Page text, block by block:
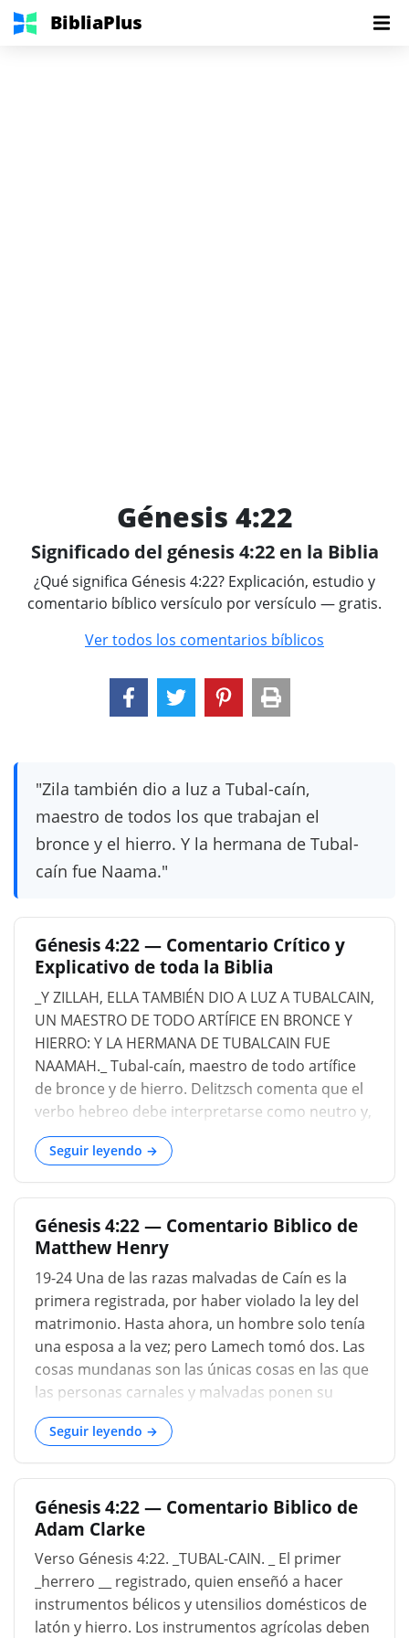
BibliaPlus
Génesis 4:22
Significado del génesis 4:22 en la Biblia
¿Qué significa Génesis 4:22? Explicación, estudio y
comentario bíblico versículo por versículo — gratis.
Ver todos los comentarios bíblicos
"Zila también dio a luz a Tubal-caín,
maestro de todos los que trabajan el
bronce y el hierro. Y la hermana de Tubal-
caín fue Naama."
Génesis 4:22 — Comentario Crítico y
Explicativo de toda la Biblia
_Y ZILLAH, ELLA TAMBIÉN DIO A LUZ A TUBALCAIN,
UN MAESTRO DE TODO ARTÍFICE EN BRONCE Y
HIERRO: Y LA HERMANA DE TUBALCAIN FUE
NAAMAH._ Tubal-caín, maestro de todo artífice
de bronce y de hierro. Delitzsch comenta que el
verbo hebreo debe interpretarse como neutro y,
en consecuencia, la traducción correcta de esta
cláusula debe ser: 'Tubal-caín, martillador o
forjador de todo instrumento cortante de
bronce y hierro'. El significado del nombre Tubal-
cain es muy oscuro. Gesenius y Delitzsch lo
derivan del persa Tubal, tierra, y del árabe Cain,
herrero; mientras que Bunsen lo remonta al
jeroglífico Teb, o Tbl, que significa ladrillos secos;
y luego mineral de tierra х _NªCHOSHET_ (
H5178), que en nuestra versión es latón, un
metal compuesto, inventado en un período muy
posterior a esta edad temprana, denota
y templado, de modo que pueda usarse para...
Seguir leyendo →
Génesis 4:22 — Comentario Biblico de
Matthew Henry
19-24 Una de las razas malvadas de Caín es la
primera registrada, por haber violado la ley del
matrimonio. Hasta ahora, un hombre solo tenía
una esposa a la vez; pero Lamech tomó dos. Las
cosas mundanas son las únicas cosas en las que
las personas carnales y malvadas ponen su
corazón, y son muy inteligentes y diligentes. Así
fue con esta raza de Caín. Aquí había un padre de
pastores y un padre de músicos, pero no un
padre de fieles. Aquí hay uno para enseñar sobre
el latón y el hierro, pero ninguno para enseñar el
buen conocimiento del Señor: aquí hay
dispositivos sobre cómo ser rico y cómo ser
poderoso y cómo ser feliz; pero nada de Dios, de
su miedo y servicio. Las cosas presentes llenan
las cabezas de la mayoría. Lamec tenía enemigos
Seguir leyendo →
Génesis 4:22 — Comentario Biblico de
Adam Clarke
Verso Génesis 4:22. _TUBAL-CAIN. _ El primer
_herrero __ registrado, quien enseñó a hacer
instrumentos bélicos y utensilios domésticos de
latón y hierro. Los instrumentos agrícolas deben